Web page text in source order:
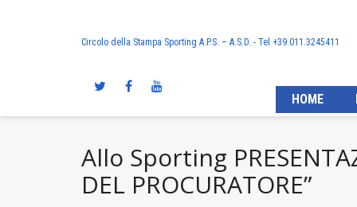
Circolo della Stampa Sporting A.P.S. – A.S.D. - Tel +39.011.3245411
HOME
Allo Sporting
DEL PROCURATORE”